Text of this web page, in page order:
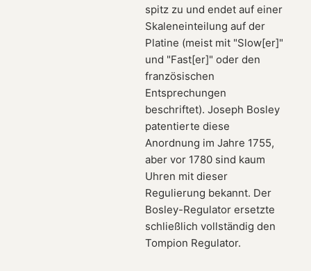
spitz zu und endet auf einer
Skaleneinteilung auf der
Platine (meist mit "Slow[er]"
und "Fast[er]" oder den
französischen
Entsprechungen
beschriftet). Joseph Bosley
patentierte diese
Anordnung im Jahre 1755,
aber vor 1780 sind kaum
Uhren mit dieser
Regulierung bekannt. Der
Bosley-Regulator ersetzte
schließlich vollständig den
Tompion Regulator.